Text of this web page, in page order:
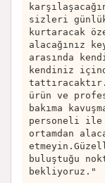
sizleri günlük
kurtaracak
alacağınız
arasında
kendiniz
ürün ve
bakıma
personeli
ortamdan
buluştuğu
bekliyoruz."